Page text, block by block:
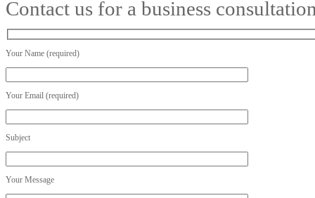
Contact us for a business
Your Name (required)
Your Email (required)
Subject
Your Message